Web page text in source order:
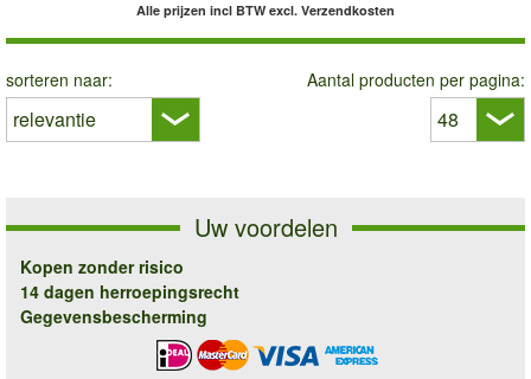
Alle prijzen incl BTW excl. Verzendkosten
sorteren naar: Aantal producten per pagina:
Uw voordelen
Kopen zonder risico
14 dagen herroepingsrecht
Gegevensbescherming